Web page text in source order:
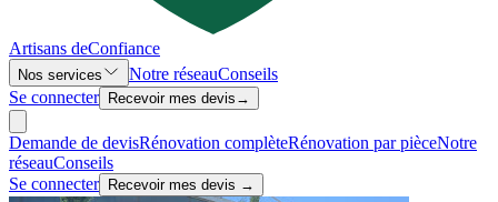
Artisans deConfiance
Nos services Notre réseauConseils
Se connecter
Recevoir mes devis →
Demande de devisRénovation complèteRénovation par pièceNotre
réseauConseils
Se connecter
Recevoir mes devis →